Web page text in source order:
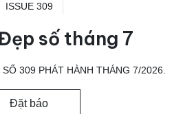
ISSUE 309
số tháng 7
309 PHÁT HÀNH THÁNG 7/2026.
Đặt báo